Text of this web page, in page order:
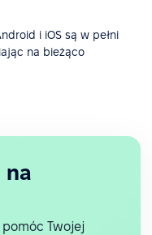
i iOS są w pełni
na bieżąco
na
Twojej